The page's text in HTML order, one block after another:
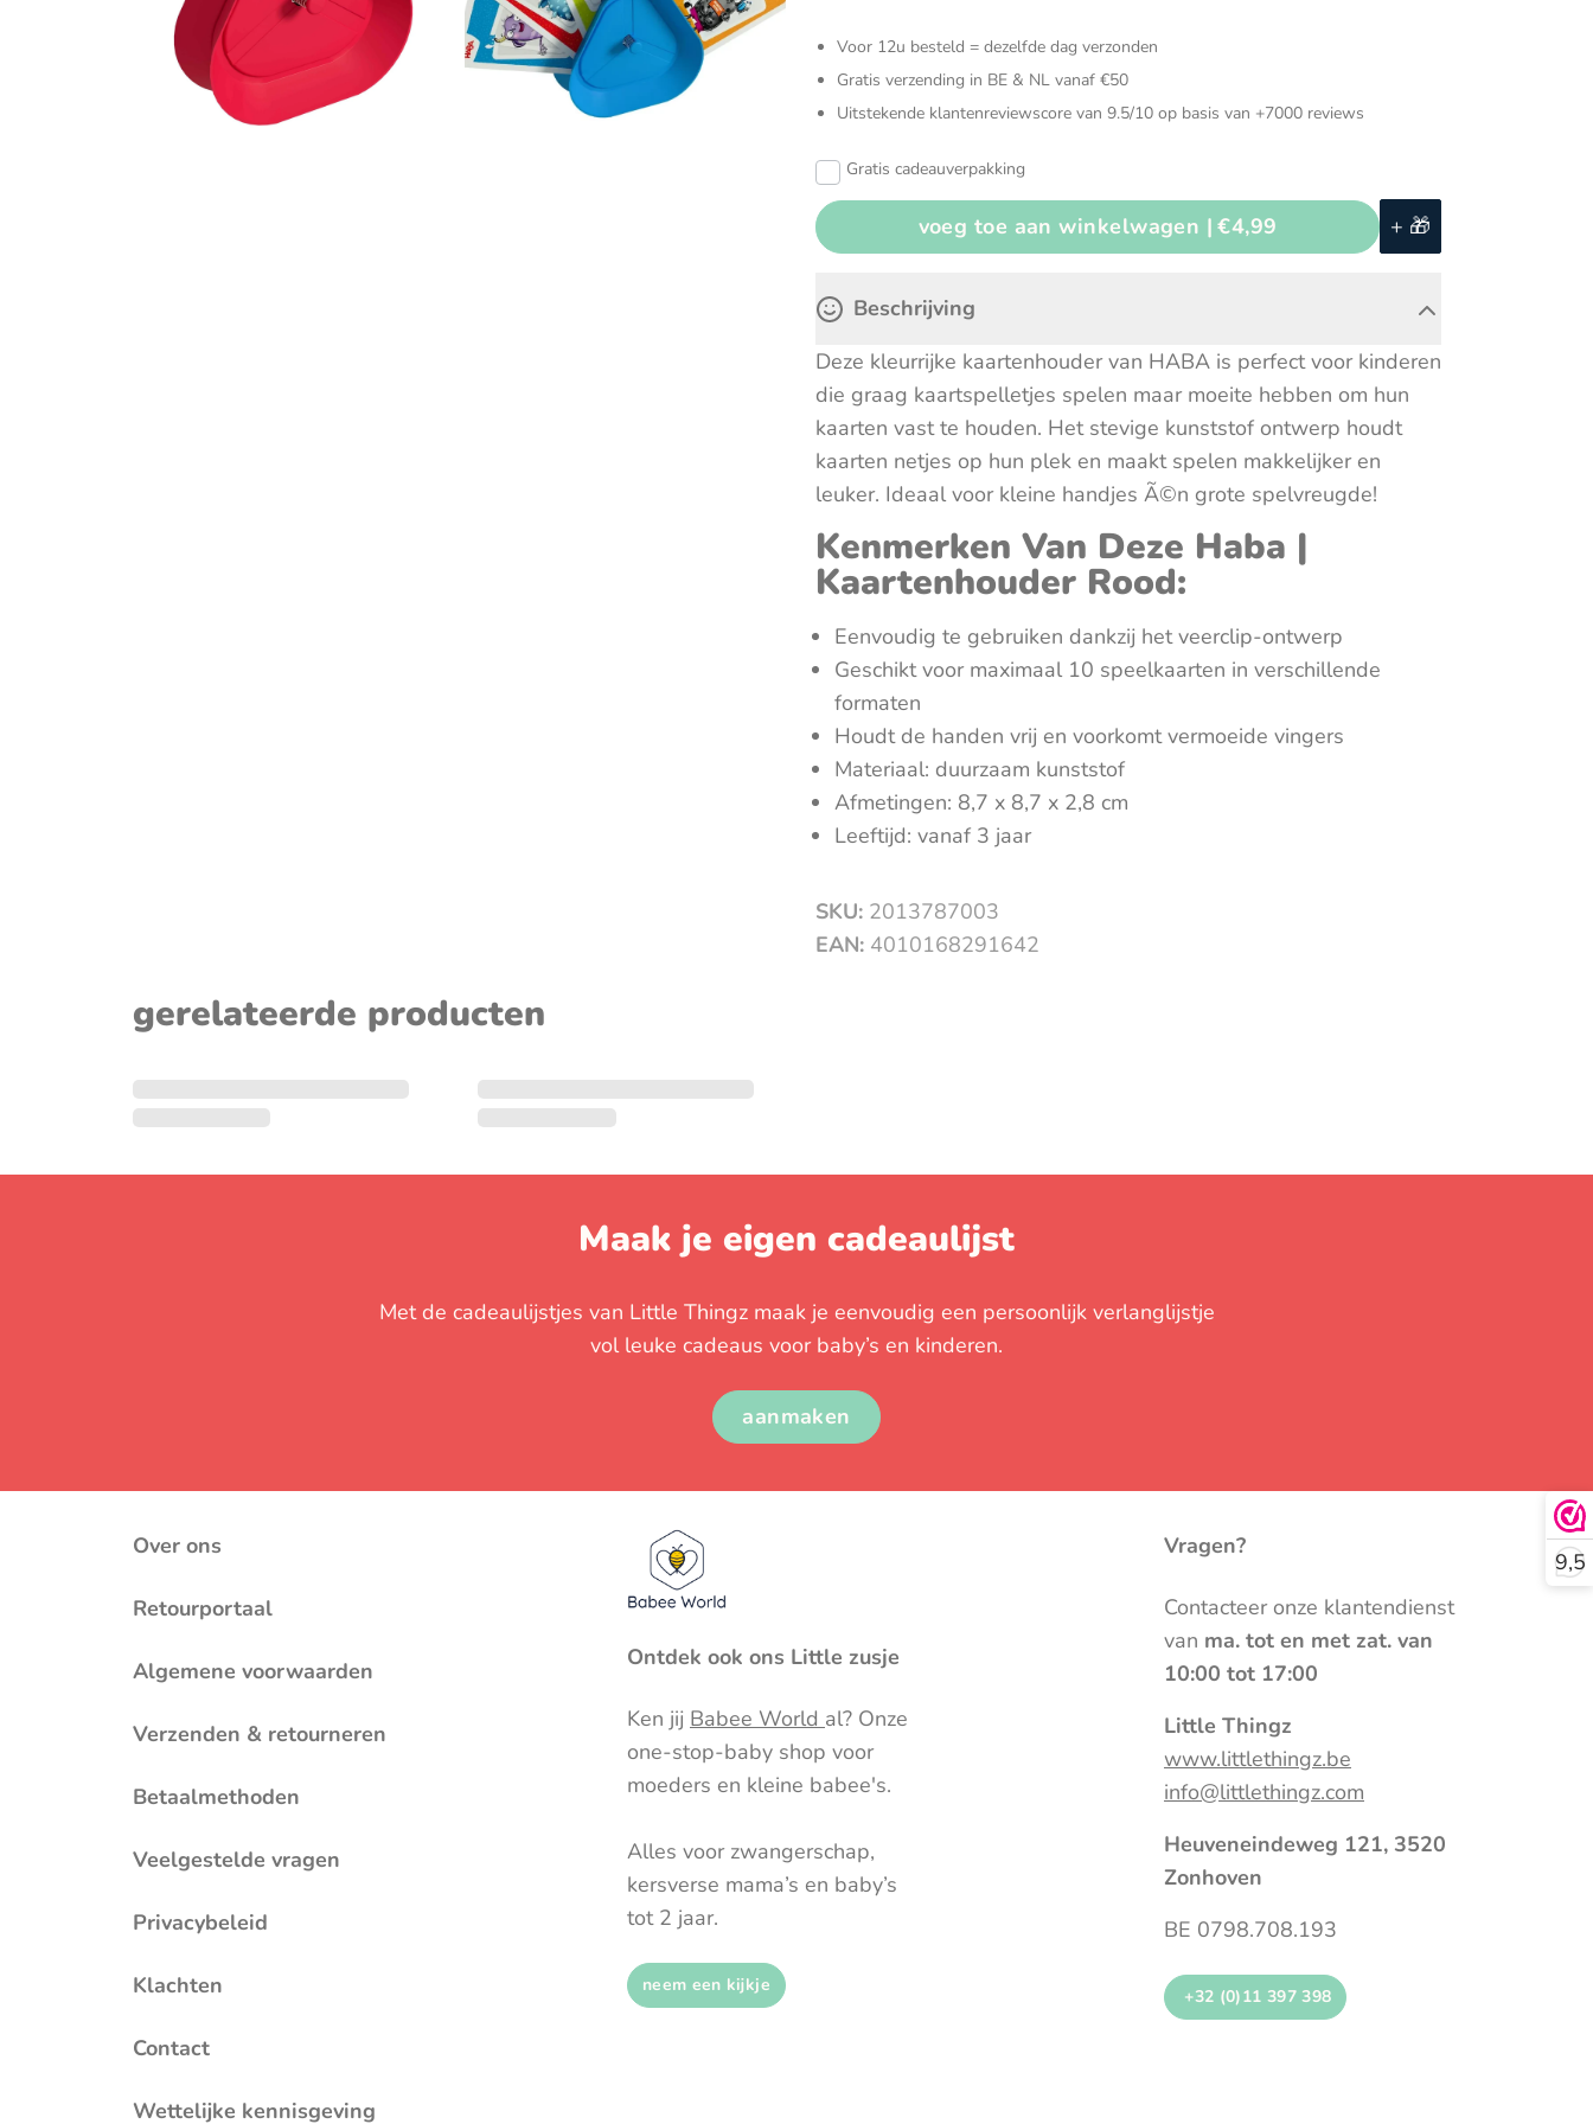
9,5
Muziektrekker & -mobielen Verzorgingstassen
Wagenspanners
Zonneschermen & autoaccesoires
Open ended speelgoed
Sensorisch speelgoed
Speelgarages, auto's &
Speelgoed voor in de auto Speeltenten & speeltunnels
Spellen
Voor 12u besteld = dezelfde dag verzonden
Gratis verzending in BE & NL vanaf €50
Uitstekende klantenreviewscore van 9.5/10 op basis van +7000 reviews
Gratis cadeauverpakking
voeg toe aan winkelwagen | €4,99 + 🎁
Beschrijving
Deze kleurrijke kaartenhouder van HABA is perfect voor kinderen
die graag kaartspelletjes spelen maar moeite hebben om hun
kaarten vast te houden. Het stevige kunststof ontwerp houdt
kaarten netjes op hun plek en maakt spelen makkelijker en
leuker. Ideaal voor kleine handjes Ã©n grote spelvreugde!
Kenmerken Van Deze Haba |
Kaartenhouder Rood:
Eenvoudig te gebruiken dankzij het veerclip-ontwerp
Geschikt voor maximaal 10 speelkaarten in verschillende
formaten
Houdt de handen vrij en voorkomt vermoeide vingers
Materiaal: duurzaam kunststof
Afmetingen: 8,7 x 8,7 x 2,8 cm
Leeftijd: vanaf 3 jaar
SKU: 2013787003
EAN: 4010168291642
gerelateerde producten
Maak je eigen cadeaulijst
Met de cadeaulijstjes van Little Thingz maak je eenvoudig een persoonlijk verlanglijstje
vol leuke cadeaus voor baby’s en kinderen.
aanmaken
Over ons
Retourportaal
Algemene voorwaarden
Verzenden & retourneren
Betaalmethoden
Veelgestelde vragen
Privacybeleid
Klachten
Contact
Wettelijke kennisgeving
Ontdek ook ons Little zusje
Ken jij Babee World al? Onze
one-stop-baby shop voor
moeders en kleine babee's.
Alles voor zwangerschap,
kersverse mama’s en baby’s
tot 2 jaar.
neem een kijkje
Vragen?
Contacteer onze klantendienst
van ma. tot en met zat. van
10:00 tot 17:00
Little Thingz
www.littlethingz.be
info@littlethingz.com
Heuveneindeweg 121, 3520
Zonhoven
BE 0798.708.193
+32 (0)11 397 398